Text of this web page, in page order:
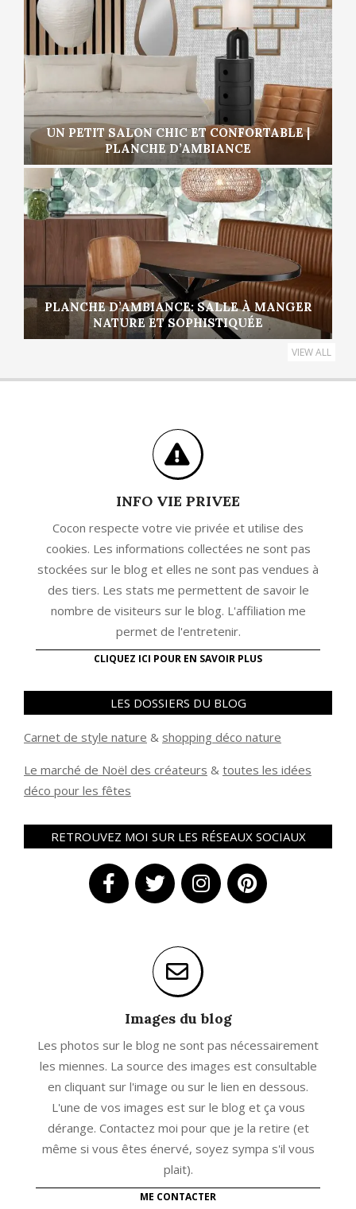
UN PETIT SALON CHIC ET CONFORTABLE |
PLANCHE D’AMBIANCE
PLANCHE D’AMBIANCE: SALLE À MANGER
NATURE ET SOPHISTIQUÉE
VIEW ALL
INFO VIE PRIVEE
Cocon respecte votre vie privée et utilise des
cookies. Les informations collectées ne sont pas
stockées sur le blog et elles ne sont pas vendues à
des tiers. Les stats me permettent de savoir le
nombre de visiteurs sur le blog. L'affiliation me
permet de l'entretenir.
CLIQUEZ ICI POUR EN SAVOIR PLUS
LES DOSSIERS DU BLOG
Carnet de style nature & shopping déco nature
Le marché de Noël des créateurs & toutes les idées
déco pour les fêtes
RETROUVEZ MOI SUR LES RÉSEAUX SOCIAUX
Images du blog
Les photos sur le blog ne sont pas nécessairement
les miennes. La source des images est consultable
en cliquant sur l'image ou sur le lien en dessous.
L'une de vos images est sur le blog et ça vous
dérange. Contactez moi pour que je la retire (et
même si vous êtes énervé, soyez sympa s'il vous
plait).
ME CONTACTER